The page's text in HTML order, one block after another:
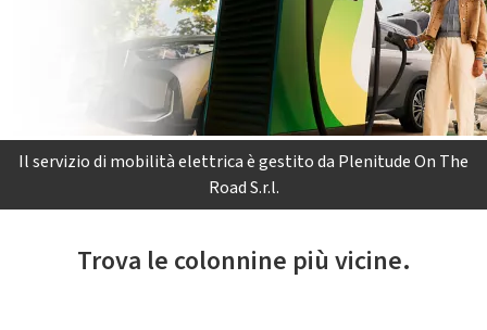
Il servizio di mobilità elettrica è gestito da Plenitude On The
Road S.r.l.
Trova le colonnine più vicine.